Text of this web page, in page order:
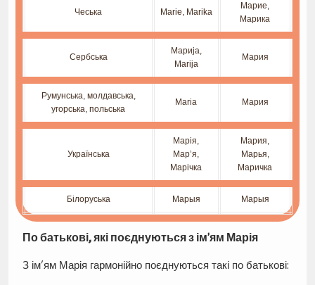
Чеська Marie, Marika
Марие,
Марика
Сербська
Марија,
Marija
Мария
Румунська, молдавська,
угорська, польська
Maria Мария
Українська
Марія,
Мар’я,
Марічка
Мария,
Марья,
Маричка
Білоруська Марыя Марыя
По батькові, які поєднуються з ім’ям Марія
З ім’ям Марія гармонійно поєднуються такі по батькові: